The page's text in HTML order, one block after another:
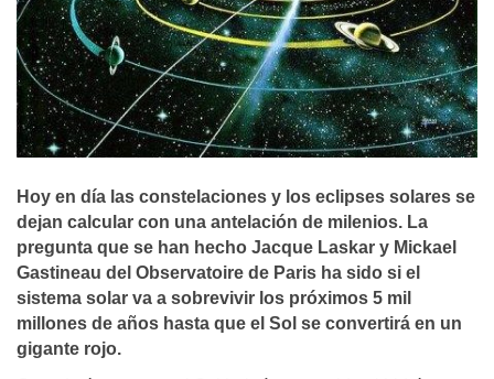
Hoy en dí­a las constelaciones y los eclipses solares se
dejan calcular con una antelación de milenios. La
pregunta que se han hecho Jacque Laskar y Mickael
Gastineau del Observatoire de Paris ha sido si el
sistema solar va a sobrevivir los próximos 5 mil
millones de años hasta que el Sol se convertirá en un
gigante rojo.